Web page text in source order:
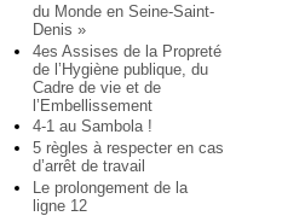
du Monde en Seine-Saint-
Denis »
4es Assises de la Propreté
de l’Hygiène publique, du
Cadre de vie et de
l’Embellissement
4-1 au Sambola !
5 règles à respecter en cas
d’arrêt de travail
Le prolongement de la
ligne 12